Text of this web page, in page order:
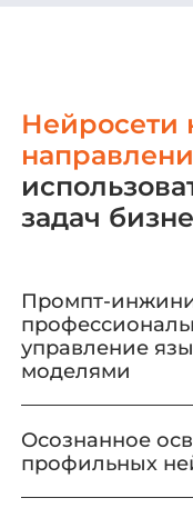
Нейросети
задач
Промпт-
управление
моделями
Осознанное
профильных